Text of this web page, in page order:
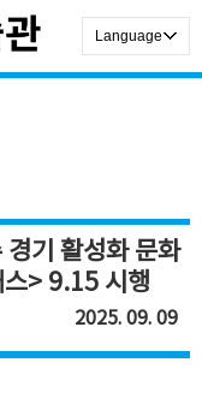
경기 활성화 문화
스> 9.15 시행
2025. 09. 09